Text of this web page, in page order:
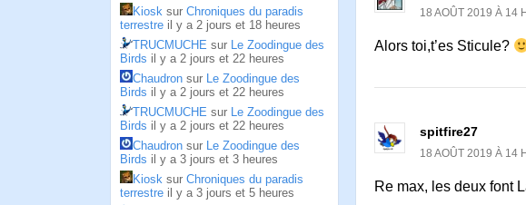
Kiosk sur Chroniques du paradis
terrestre il y a 2 jours et 18 heures
TRUCMUCHE sur Le Zoodingue des
Birds il y a 2 jours et 22 heures
Chaudron sur Le Zoodingue des
Birds il y a 2 jours et 22 heures
TRUCMUCHE sur Le Zoodingue des
Birds il y a 2 jours et 22 heures
Chaudron sur Le Zoodingue des
Birds il y a 3 jours et 3 heures
Kiosk sur Chroniques du paradis
terrestre il y a 3 jours et 5 heures
18 AOÛT 2019 À 14
Alors toi,t’es Sticule?
spitfire27
18 AOÛT 2019 À 14
Re max, les deux font